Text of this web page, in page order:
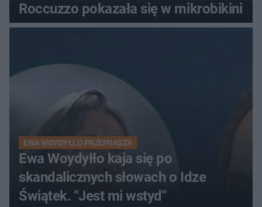
Roccuzzo pokazała się w mikrobikini
EWA WOYDYŁŁO PRZEPRASZA
Ewa Woydyłło kaja się po
skandalicznych słowach o Idze
Świątek. "Jest mi wstyd"